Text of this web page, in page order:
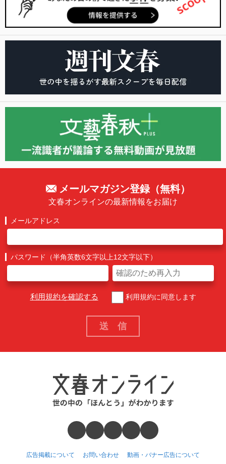
メールマガジン登録（無料）
文春オンラインの最新情報をお届け
メールアドレス
パスワード（半角英数6文字以上12文字以下）
利用規約を確認する 利用規約に同意します
広告掲載について お問い合わせ 動画・バナー広告について